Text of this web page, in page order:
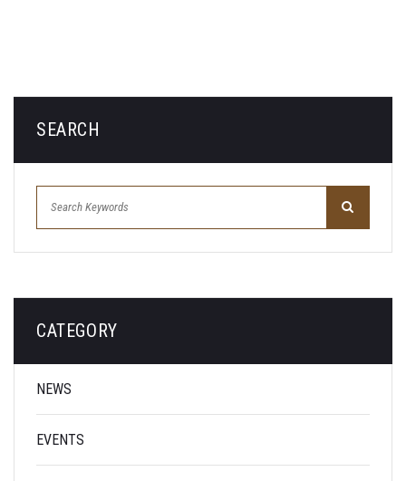
SEARCH
CATEGORY
NEWS
EVENTS